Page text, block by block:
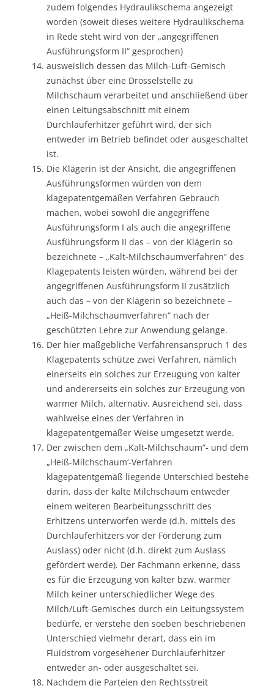
zudem folgendes Hydraulikschema angezeigt
worden (soweit dieses weitere Hydraulikschema
in Rede steht wird von der „angegriffenen
Ausführungsform II“ gesprochen)
ausweislich dessen das Milch-Luft-Gemisch
zunächst über eine Drosselstelle zu
Milchschaum verarbeitet und anschließend über
einen Leitungsabschnitt mit einem
Durchlauferhitzer geführt wird, der sich
entweder im Betrieb befindet oder ausgeschaltet
ist.
Die Klägerin ist der Ansicht, die angegriffenen
Ausführungsformen würden von dem
klagepatentgemäßen Verfahren Gebrauch
machen, wobei sowohl die angegriffene
Ausführungsform I als auch die angegriffene
Ausführungsform II das – von der Klägerin so
bezeichnete – „Kalt-Milchschaumverfahren“ des
Klagepatents leisten würden, während bei der
angegriffenen Ausführungsform II zusätzlich
auch das – von der Klägerin so bezeichnete –
„Heiß-Milchschaumverfahren“ nach der
geschützten Lehre zur Anwendung gelange.
Der hier maßgebliche Verfahrensanspruch 1 des
Klagepatents schütze zwei Verfahren, nämlich
einerseits ein solches zur Erzeugung von kalter
und andererseits ein solches zur Erzeugung von
warmer Milch, alternativ. Ausreichend sei, dass
wahlweise eines der Verfahren in
klagepatentgemäßer Weise umgesetzt werde.
Der zwischen dem „Kalt-Milchschaum“- und dem
„Heiß-Milchschaum‘-Verfahren
klagepatentgemäß liegende Unterschied bestehe
darin, dass der kalte Milchschaum entweder
einem weiteren Bearbeitungsschritt des
Erhitzens unterworfen werde (d.h. mittels des
Durchlauferhitzers vor der Förderung zum
Auslass) oder nicht (d.h. direkt zum Auslass
gefördert werde). Der Fachmann erkenne, dass
es für die Erzeugung von kalter bzw. warmer
Milch keiner unterschiedlicher Wege des
Milch/Luft-Gemisches durch ein Leitungssystem
bedürfe, er verstehe den soeben beschriebenen
Unterschied vielmehr derart, dass ein im
Fluidstrom vorgesehener Durchlauferhitzer
entweder an- oder ausgeschaltet sei.
Nachdem die Parteien den Rechtsstreit